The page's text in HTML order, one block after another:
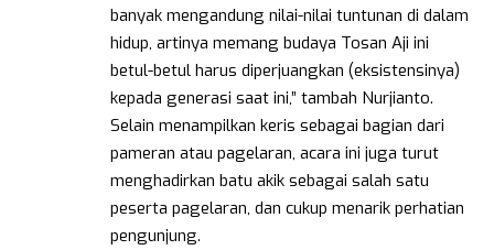
banyak mengandung nilai-nilai tuntunan di dalam
hidup, artinya memang budaya Tosan Aji ini
betul-betul harus diperjuangkan (eksistensinya)
kepada generasi saat ini,” tambah Nurjianto.
Selain menampilkan keris sebagai bagian dari
pameran atau pagelaran, acara ini juga turut
menghadirkan batu akik sebagai salah satu
peserta pagelaran, dan cukup menarik perhatian
pengunjung.